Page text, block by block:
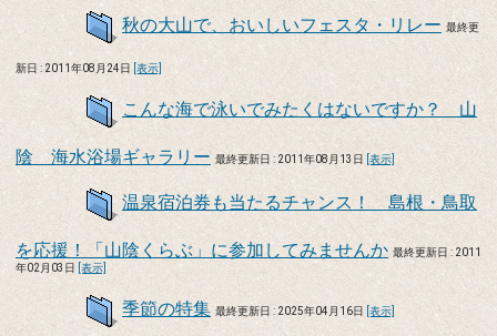
秋の大山で、おいしいフェスタ・リレー 最終更
新日 : 2011年08月24日 [表示]
こんな海で泳いでみたくはないですか？ 山
陰 海水浴場ギャラリー 最終更新日 : 2011年08月13日 [表示]
温泉宿泊券も当たるチャンス！ 島根・鳥取
を応援！「山陰くらぶ」に参加してみませんか 最終更新日 : 2011
年02月03日
[表示]
季節の特集 最終更新日 : 2025年04月16日 [表示]